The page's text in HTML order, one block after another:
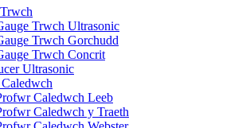
Trwch Ultrasonic
Trwch Gorchudd
Trwch Concrit
Ultrasonic
Caledwch Leeb
Caledwch y Traeth